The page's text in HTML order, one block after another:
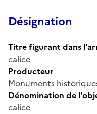
Désignation
Titre figurant dans
calice
Producteur
Monuments
Dénomination de
calice